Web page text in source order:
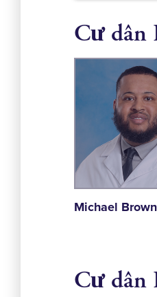
Cư dân
Michael
Cư dân